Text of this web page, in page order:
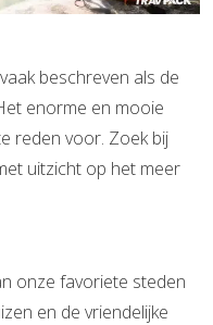
beschreven als de
enorme en mooie
reden voor. Zoek bij
uitzicht op het meer
onze favoriete steden
en de vriendelijke